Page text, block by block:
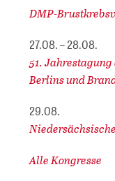
DMP-
27.08. – 28.08.
51.
Berlins und
29.08.
Alle Kongresse